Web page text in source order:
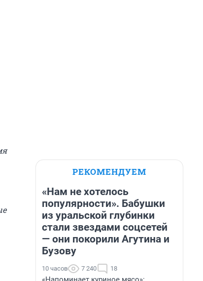
РЕКОМЕНДУЕМ
«Нам не хотелось
популярности». Бабушки
из уральской глубинки
стали звездами соцсетей
— они покорили Агутина и
Бузову
10 часов 7 240 18